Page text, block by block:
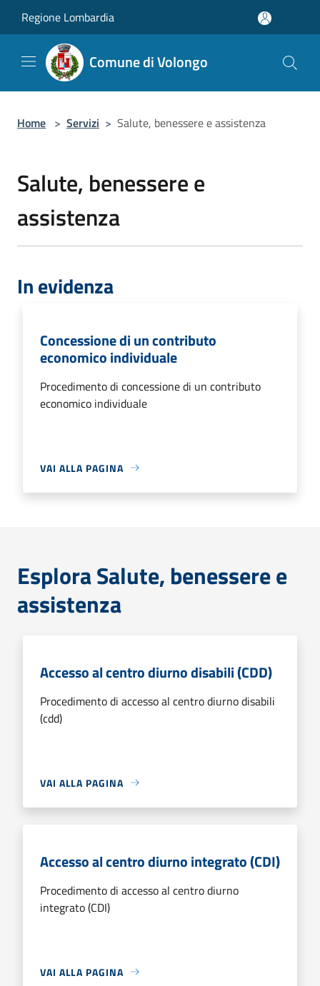
Regione Lombardia
Comune di Volongo
Home > Servizi > Salute, benessere e assistenza
Salute, benessere e
assistenza
In evidenza
Concessione di un contributo
economico individuale
Procedimento di concessione di un contributo
economico individuale
VAI ALLA PAGINA
Esplora Salute, benessere e
assistenza
Accesso al centro diurno disabili (CDD)
Procedimento di accesso al centro diurno disabili
(cdd)
VAI ALLA PAGINA
Accesso al centro diurno integrato (CDI)
Procedimento di accesso al centro diurno
integrato (CDI)
VAI ALLA PAGINA